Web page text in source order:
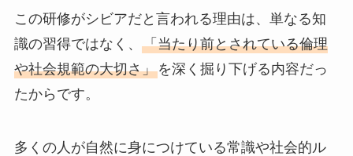
この研修がシビアだと言われる理由は、単なる知
識の習得ではなく、 「当たり前とされている倫理
や社会規範の大切さ」を深く掘り下げる内容だっ
たからです。
多くの人が自然に身につけている常識や社会的ル